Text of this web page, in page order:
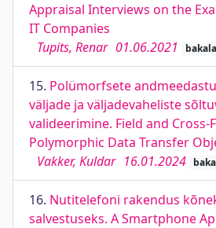
Appraisal Interviews on the
IT Companies
Tupits, Renar 01.06.2021
15. Polümorfsete
väljade ja väljadevaheliste
valideerimine. Field and
Polymorphic Data Transfer
Vakker, Kuldar 16.01.2024
16. Nutitelefoni rakendus
salvestuseks. A Smartphone